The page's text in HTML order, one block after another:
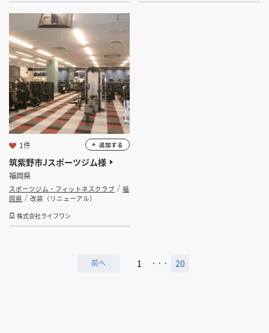
筑紫野市Jスポーツジム様
福岡県
スポーツジム・フィットネスクラブ
福
岡県
改装（リニューアル）
株式会社ライフワン
1件 追加する
1 ・・・ 20